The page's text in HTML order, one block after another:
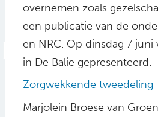
overnemen zoals
een publicatie van de
en NRC. Op dinsdag 7
in De Balie gepresenteerd.
Zorgwekkende tweedeling
Marjolein Broese van